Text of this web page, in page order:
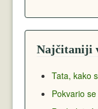
Najčitaniji
Tata, kako
Pokvario